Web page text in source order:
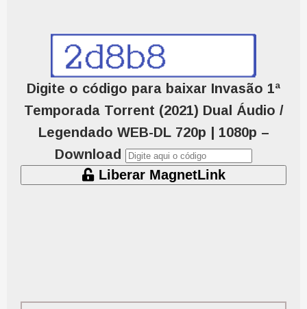
Digite o código para baixar Invasão 1ª
Temporada Torrent (2021) Dual Áudio /
Legendado WEB-DL 720p | 1080p –
Download
Liberar MagnetLink